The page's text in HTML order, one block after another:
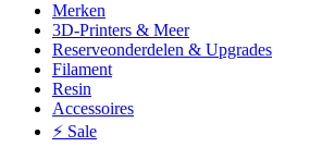
Merken
3D-Printers & Meer
Reserveonderdelen & Upgrades
Filament
Resin
Accessoires
⚡ Sale